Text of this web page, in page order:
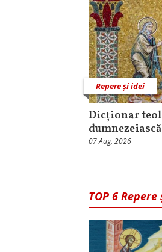
Repere și idei
Dicționar
07 Aug, 2026
TOP 6